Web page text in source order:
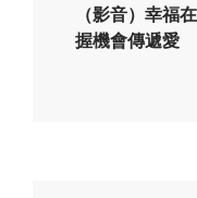
（影音）幸福
握機會傳遞愛